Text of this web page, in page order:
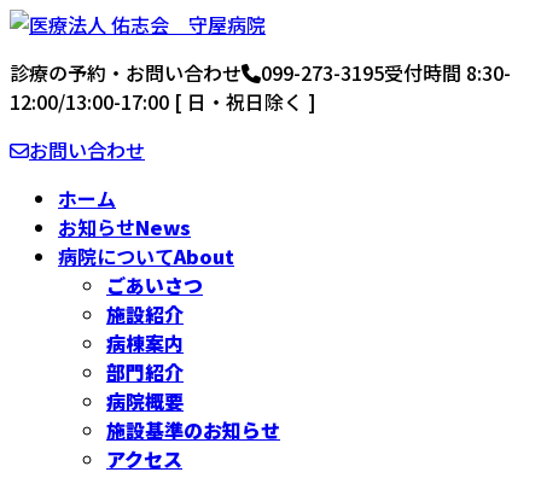
コ
テ
ン
ツ
へ
ナ
ゲ
ー
シ
ョ
診療の予約・お問い合わせ 099-273-3195受付時間 8:30-
12:00/13:00-17:00 [ 日・祝日除く ]
お問い合わせ
ホーム
お知らせNews
病院についてAbout
ごあいさつ
施設紹介
病棟案内
部門紹介
病院概要
施設基準のお知らせ
アクセス